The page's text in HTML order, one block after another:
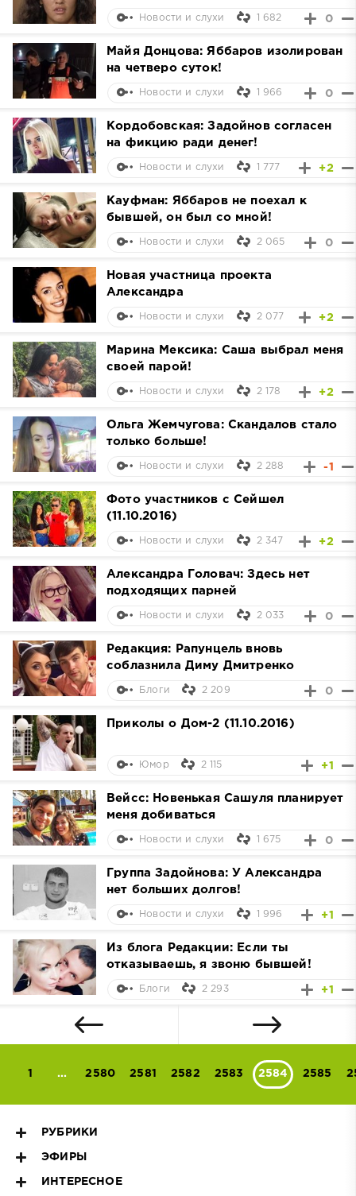
0
Новости и слухи 1 682
Майя Донцова: Яббаров изолирован
на четверо суток!
0
Новости и слухи 1 966
Кордобовская: Задойнов согласен
на фикцию ради денег!
+2
Новости и слухи 1 777
Кауфман: Яббаров не поехал к
бывшей, он был со мной!
0
Новости и слухи 2 065
Новая участница проекта
Александра
+2
Новости и слухи 2 077
Марина Мексика: Саша выбрал меня
своей парой!
+2
Новости и слухи 2 178
Ольга Жемчугова: Скандалов стало
только больше!
-1
Новости и слухи 2 288
Фото участников с Сейшел
(11.10.2016)
+2
Новости и слухи 2 347
Александра Головач: Здесь нет
подходящих парней
0
Новости и слухи 2 033
Редакция: Рапунцель вновь
соблазнила Диму Дмитренко
0
Блоги 2 209
Приколы о Дом-2 (11.10.2016)
+1
Юмор 2 115
Вейсс: Новенькая Сашуля планирует
меня добиваться
0
Новости и слухи 1 675
Группа Задойнова: У Александра
нет больших долгов!
+1
Новости и слухи 1 996
Из блога Редакции: Если ты
отказываешь, я звоню бывшей!
+1
Блоги 2 293
1 ... 2580 2581 2582 2583 2584 2585
РУБРИКИ
ЭФИРЫ
ИНТЕРЕСНОЕ